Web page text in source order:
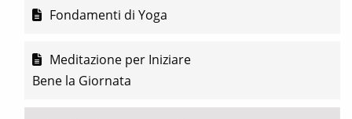
Fondamenti di Yoga
Meditazione per Iniziare
Bene la Giornata